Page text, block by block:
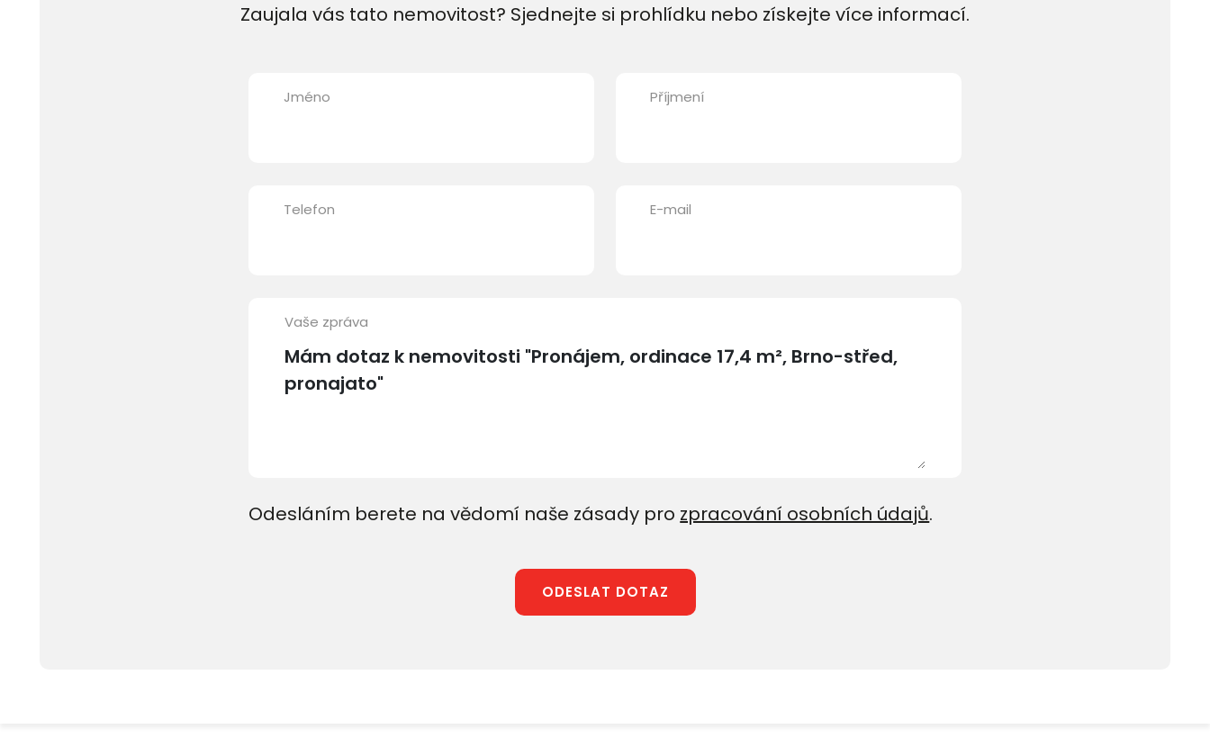
Zaujala vás tato nemovitost? Sjednejte si prohlídku nebo získejte více informací.
Jméno Příjmení
Telefon E-mail
Vaše zpráva
Odesláním berete na vědomí naše zásady pro zpracování osobních údajů.
ODESLAT DOTAZ